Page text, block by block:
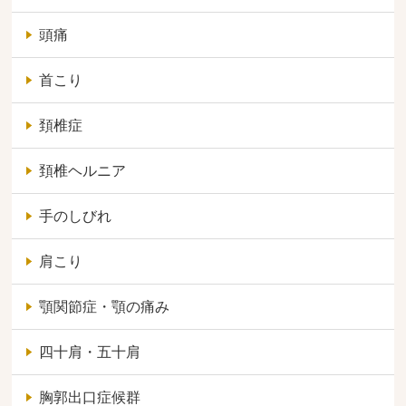
頭痛
首こり
頚椎症
頚椎ヘルニア
手のしびれ
肩こり
顎関節症・顎の痛み
四十肩・五十肩
胸郭出口症候群